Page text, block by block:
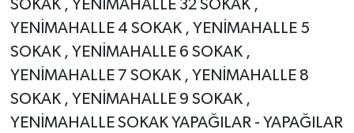
SOKAK , YENİMAHALLE 32 SOKAK ,
YENİMAHALLE 4 SOKAK , YENİMAHALLE 5
SOKAK , YENİMAHALLE 6 SOKAK ,
YENİMAHALLE 7 SOKAK , YENİMAHALLE 8
SOKAK , YENİMAHALLE 9 SOKAK ,
YENİMAHALLE SOKAK YAPAĞILAR - YAPAĞILAR